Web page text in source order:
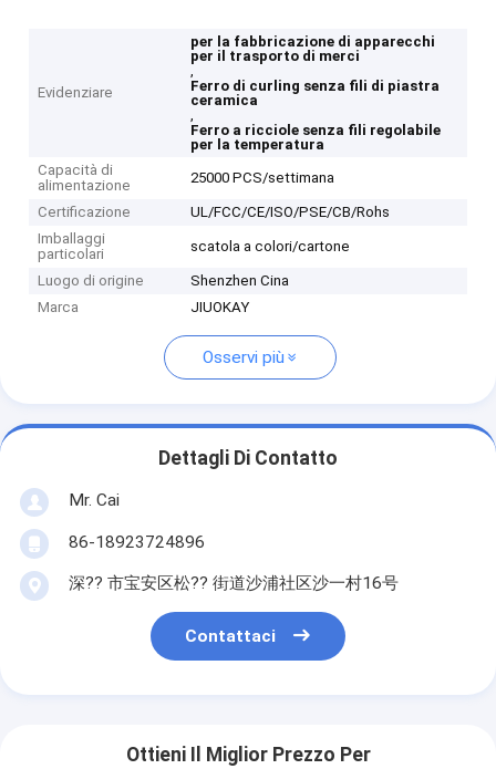
Evidenziare
per la fabbricazione di apparecchi
per il trasporto di merci
,
Ferro di curling senza fili di piastra
ceramica
,
Ferro a ricciole senza fili regolabile
per la temperatura
Capacità di
alimentazione
25000 PCS/settimana
Certificazione
UL/FCC/CE/ISO/PSE/CB/Rohs
Imballaggi
particolari
scatola a colori/cartone
Luogo di origine
Shenzhen Cina
Marca
JIUOKAY
Osservi più
Dettagli Di Contatto
Mr. Cai
86-18923724896
深?? 市宝安区松?? 街道沙浦社区沙一村16号
Contattaci
Ottieni Il Miglior Prezzo Per